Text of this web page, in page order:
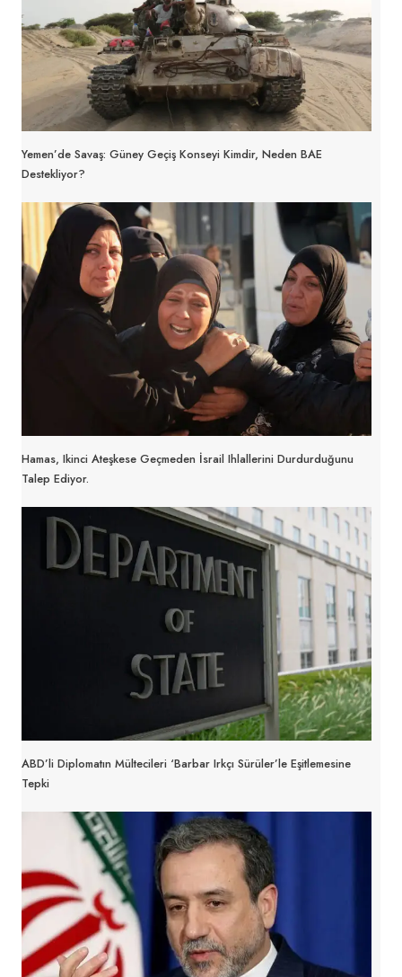
Yemen’de Savaş: Güney Geçiş Konseyi Kimdir, Neden BAE
Destekliyor?
Hamas, Ikinci Ateşkese Geçmeden İsrail Ihlallerini Durdurduğunu
Talep Ediyor.
ABD’li Diplomatın Mültecileri ‘barbar Irkçı Sürüler’le Eşitlemesine
Tepki